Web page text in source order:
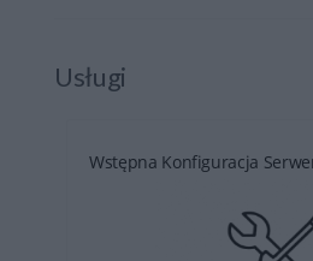
Usługi
Wstępna Konfiguracja